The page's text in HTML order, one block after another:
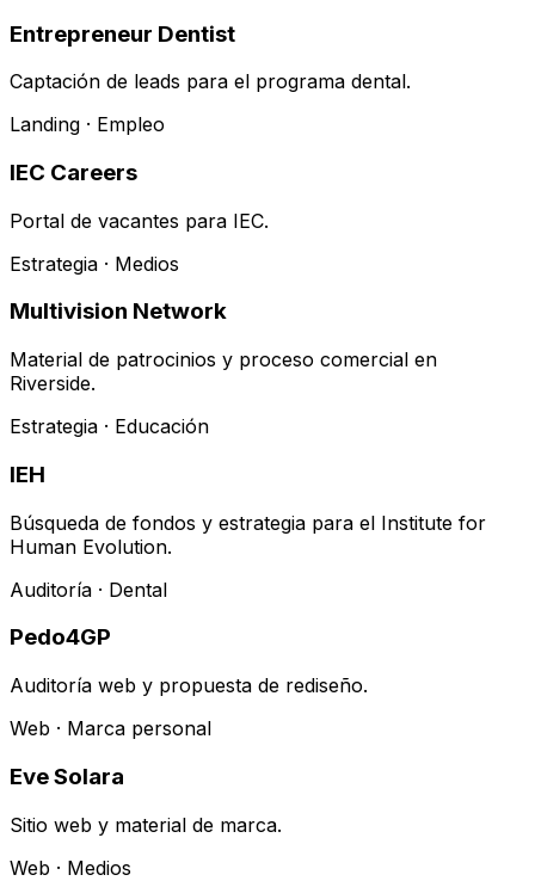
Entrepreneur Dentist
Captación de leads para el programa dental.
Landing · Empleo
IEC Careers
Portal de vacantes para IEC.
Estrategia · Medios
Multivision Network
Material de patrocinios y proceso comercial en
Riverside.
Estrategia · Educación
IEH
Búsqueda de fondos y estrategia para el Institute for
Human Evolution.
Auditoría · Dental
Pedo4GP
Auditoría web y propuesta de rediseño.
Web · Marca personal
Eve Solara
Sitio web y material de marca.
Web · Medios